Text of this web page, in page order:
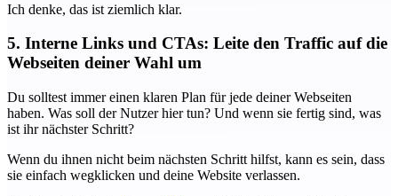
Ich denke, das ist ziemlich klar.
5. Interne Links und CTAs: Leite den Traffic auf die
Webseiten deiner Wahl um
Du solltest immer einen klaren Plan für jede deiner Webseiten
haben. Was soll der Nutzer hier tun? Und wenn sie fertig sind, was
ist ihr nächster Schritt?
Wenn du ihnen nicht beim nächsten Schritt hilfst, kann es sein, dass
sie einfach wegklicken und deine Website verlassen.